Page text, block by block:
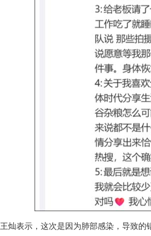
王灿表示，这次是因为肺部感染，导致的